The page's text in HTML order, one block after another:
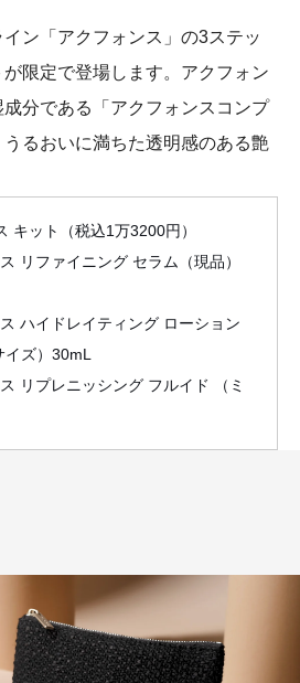
ン「アクフォンス」の3ステッ
限定で登場します。アクフォン
分である「アクフォンスコンプ
るおいに満ちた透明感のある艶
キット（税込1万3200円）
リファイニング セラム（現品）
ハイドレイティング ローション
ズ）30mL
リプレニッシング フルイド （ミ